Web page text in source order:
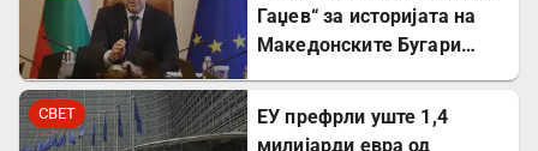
Гаџев“ за историјата на
Македонските Бугари
СВЕТ
ЕУ префрли уште 1,4
милијарди евра од